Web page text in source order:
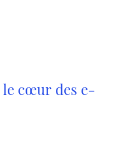
cœur des e-